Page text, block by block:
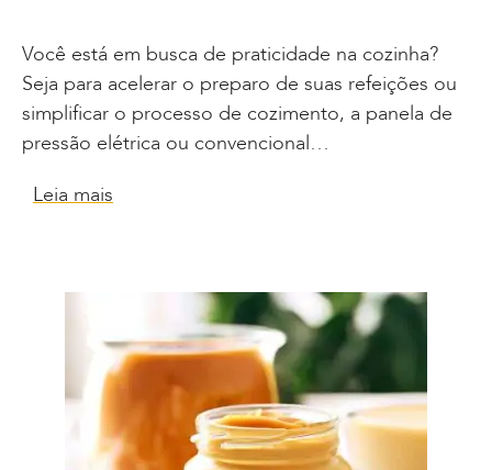
Você está em busca de praticidade na cozinha?
Seja para acelerar o preparo de suas refeições ou
simplificar o processo de cozimento, a panela de
pressão elétrica ou convencional…
Leia mais